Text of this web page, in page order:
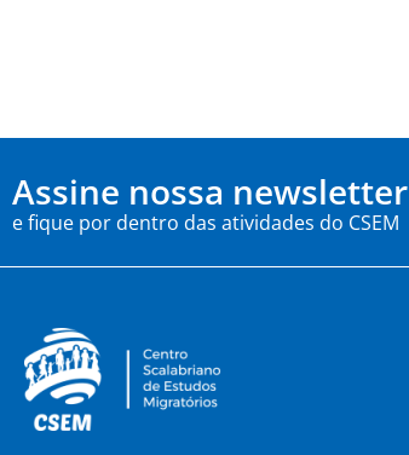
Assine nossa newsletter
e fique por dentro das atividades do CSEM